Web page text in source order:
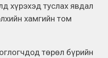
хүрэхэд туслах явдал
хамгийн том
төрөл бүрийн